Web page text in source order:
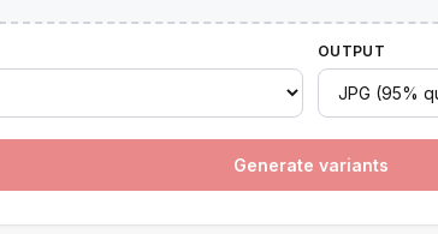
OUTPUT
Generate variants